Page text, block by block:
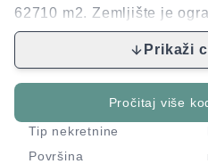
62710 m2. Zemljište je
do njega vodi put. Postoji
struje i vode do parcele.
1/1, bez tereta. Za više
raspolaganju.
Prikaži
Pročitaj više
Tip nekretnine
Površina